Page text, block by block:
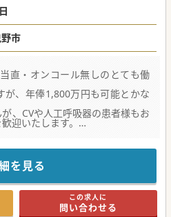
曳野市
直・オンコール無しのとても働
、年俸1,800万円も可能とかな
、CVや人工呼吸器の患者様もお
迎いたします。
高年収希望の方まで、
だける病院です。
さい。
を見る
この求人に
問い合わせる